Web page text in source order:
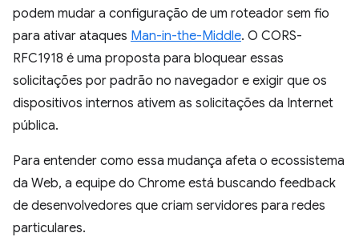
podem mudar a configuração de um roteador sem fio
para ativar ataques Man-in-the-Middle. O CORS-
RFC1918 é uma proposta para bloquear essas
solicitações por padrão no navegador e exigir que os
dispositivos internos ativem as solicitações da Internet
pública.
Para entender como essa mudança afeta o ecossistema
da Web, a equipe do Chrome está buscando feedback
de desenvolvedores que criam servidores para redes
particulares.